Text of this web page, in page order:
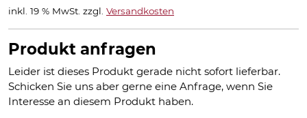
inkl. 19 % MwSt. zzgl. Versandkosten
Produkt anfragen
Leider ist dieses Produkt gerade nicht sofort lieferbar.
Schicken Sie uns aber gerne eine Anfrage, wenn Sie
Interesse an diesem Produkt haben.